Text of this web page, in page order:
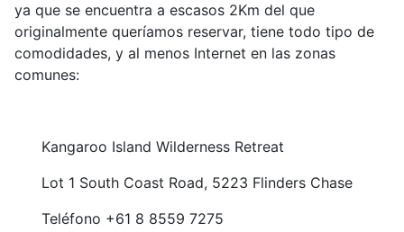
ya que se encuentra a escasos 2Km del que
originalmente queríamos reservar, tiene todo tipo de
comodidades, y al menos Internet en las zonas
comunes:
Kangaroo Island Wilderness Retreat
Lot 1 South Coast Road, 5223 Flinders Chase
Teléfono +61 8 8559 7275